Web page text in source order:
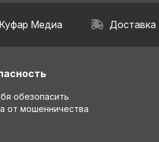
Куфар Медиа Доставка
обезопасить
от мошенничества